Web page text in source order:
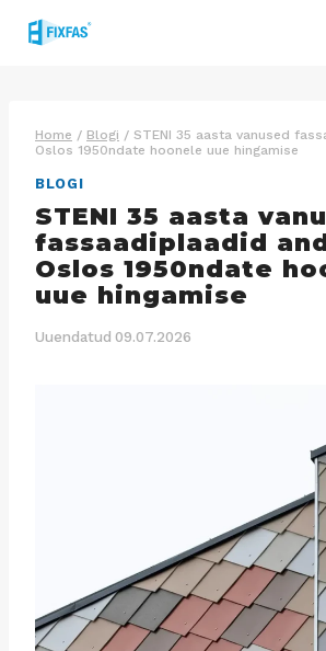
Skip
Home / Blogi / STENI 35 aasta vanused
Oslos 1950ndate hoonele uue hingamise
BLOGI
STENI 35 aasta
fassaadiplaadid
Oslos 1950ndate
uue hingamise
Uuendatud 09.07.2026